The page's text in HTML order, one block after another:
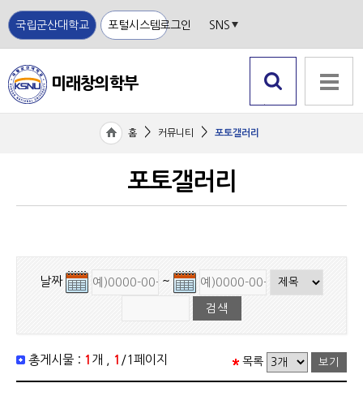
국립군산대학교 포털시스템로그인 SNS
전체메뉴
국립
미래창의학부
홈 > 커뮤니티 > 포토갤러리
포토갤러리
날짜 ~
총게시물 : 1 개 , 1 /1페이지 목록